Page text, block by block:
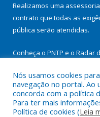
Realizamos uma assessoria
contrato que todas as
pública serão atendidas.
Conheça o PNTP e o Radar
Todos os direitos
Nós usamos cookies
navegação no portal. Ao
concorda com a política
Para ter mais
Política de cookies (Leia